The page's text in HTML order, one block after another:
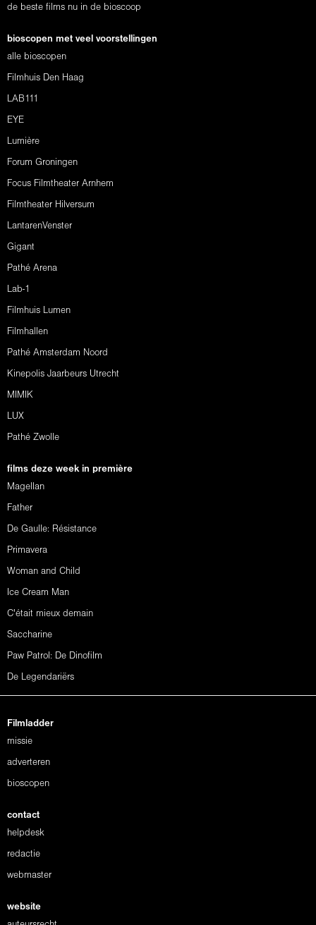
de beste films nu in de bioscoop
bioscopen met veel voorstellingen
alle bioscopen
Filmhuis Den Haag
LAB111
EYE
Lumière
Forum Groningen
Focus Filmtheater Arnhem
Filmtheater Hilversum
LantarenVenster
Gigant
Pathé Arena
Lab-1
Filmhuis Lumen
Filmhallen
Pathé Amsterdam Noord
Kinepolis Jaarbeurs Utrecht
MIMIK
LUX
Pathé Zwolle
films deze week in première
Magellan
Father
De Gaulle: Résistance
Primavera
Woman and Child
Ice Cream Man
C'était mieux demain
Saccharine
Paw Patrol: De Dinofilm
De Legendariërs
Filmladder
missie
adverteren
bioscopen
contact
helpdesk
redactie
webmaster
website